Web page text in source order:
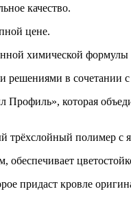
качество.
цене.
химической
в сочетании
которая
полимер с
придаст кровле